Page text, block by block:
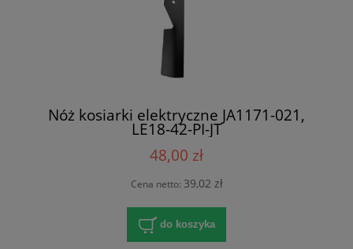
Nóż kosiarki elektryczne JA1171-021,
LE18-42-PI-JT
48,00 zł
Cena netto: 39,02 zł
do koszyka